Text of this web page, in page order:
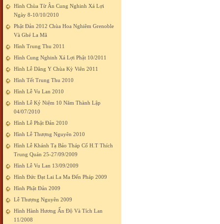
Hình Chùa Từ Ân Cung Nghinh Xá Lợi
Ngày 8-10/10/2010
Phật Đản 2012 Chùa Hoa Nghiêm Grenoble
Và Ghé La Mã
Hình Trung Thu 2011
Hình Cung Nghinh Xá Lợi Phật 10/2011
Hình Lễ Dâng Y Chùa Kỳ Viên 2011
Hình Tết Trung Thu 2010
Hình Lễ Vu Lan 2010
Hình Lễ Kỷ Niệm 10 Năm Thành Lập
04/07/2010
Hình Lễ Phật Đản 2010
Hình Lễ Thượng Nguyên 2010
Hình Lễ Khánh Tạ Bảo Tháp Cố H.T Thích
Trung Quán 25-27/09/2009
Hình Lễ Vu Lan 13/09/2009
Hình Đức Đạt Lai La Ma Đến Pháp 2009
Hình Phật Đản 2009
Lễ Thượng Nguyên 2009
Hình Hành Hương Ấn Độ Và Tích Lan
11/2008